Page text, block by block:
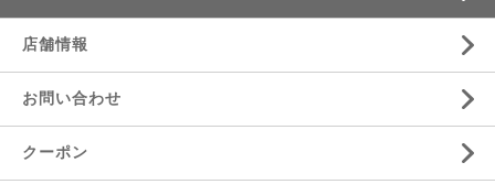
店舗情報
お問い合わせ
クーポン